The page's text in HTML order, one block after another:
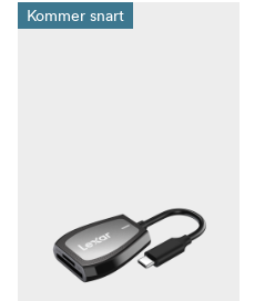
Kommer snart